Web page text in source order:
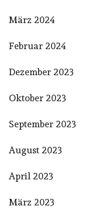
März 2024
Februar 2024
Dezember 2023
Oktober 2023
September 2023
August 2023
April 2023
März 2023